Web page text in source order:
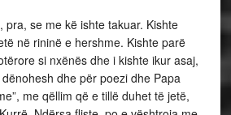
pra, se me kë ishte takuar. Kishte
në rininë e hershme. Kishte parë
si nxënës dhe i kishte ikur asaj,
dënohesh dhe për poezi dhe Papa
me qëllim që e tillë duhet të jetë,